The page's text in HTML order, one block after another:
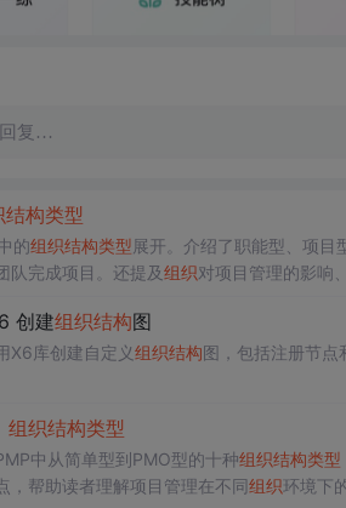
复…
结构类型
的组织结构类型展开。介绍了职能型、项目
队完成项目。还提及组织对项目管理的影响、
创建组织结构图
X6库创建自定义组织结构图，包括注册节点
组织结构类型
中从简单型到PMO型的十种组织结构类型
，帮助读者理解项目管理在不同组织环境下